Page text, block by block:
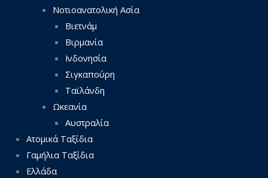
Νοτιοανατολική Ασία
Βιετνάμ
Βιρμανία
Ινδονησία
Σιγκαπούρη
Ταϊλάνδη
Ωκεανία
Αυστραλία
Ατομικά Ταξίδια
Γαμήλια Ταξίδια
Ελλάδα